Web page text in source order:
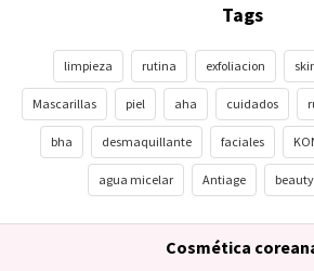
Tags
limpieza rutina exfoliacion
Mascarillas piel aha cuidados
bha desmaquillante faciales
agua micelar Antiage beauty
Cosmética